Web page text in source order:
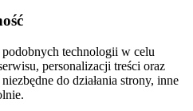
technologii w celu
personalizacji treści oraz
do działania strony, inne